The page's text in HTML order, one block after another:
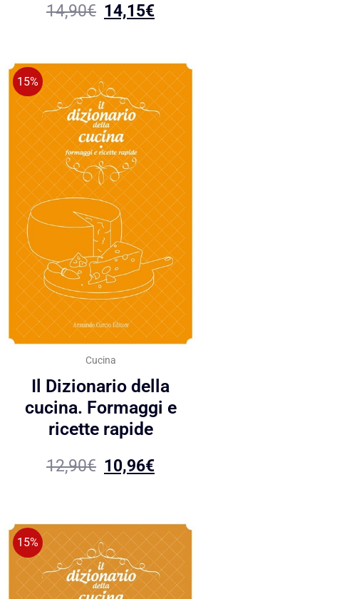
14,90€ 14,15€
15%
Cucina
Il Dizionario della
cucina. Formaggi e
ricette rapide
12,90€ 10,96€
15%